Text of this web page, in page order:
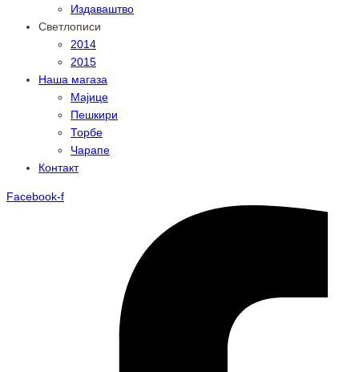
Издаваштво
Светлописи
2014
2015
Наша магаза
Мајице
Пешкири
Торбе
Чарапе
Контакт
Facebook-f